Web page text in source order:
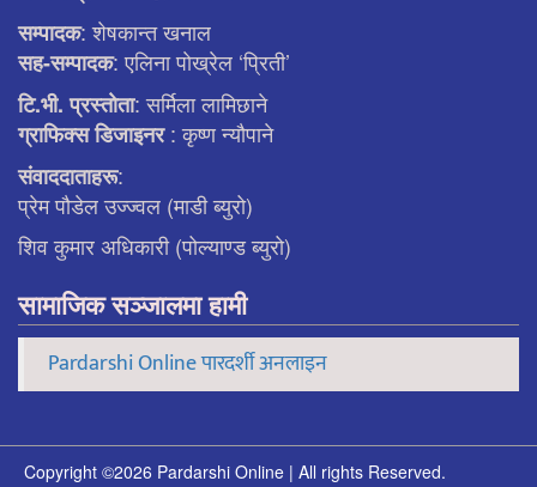
सम्पादक: शेषकान्त खनाल
सह-सम्पादक: एलिना पाेख्रेल ‘प्रिती’
टि.भी. प्रस्ताेता: सर्मिला लामिछाने
ग्राफिक्स डिजाइनर: कृष्ण न्याैपाने
संवाददाताहरू:
प्रेम पौडेल उज्ज्वल (माडी ब्युरो)
शिव कुमार अधिकारी (पोल्याण्ड ब्युरो)
सामाजिक सञ्जालमा हामी
Pardarshi Online पारदर्शी अनलाइन
Copyright ©2026 Pardarshi Online | All rights Reserved.